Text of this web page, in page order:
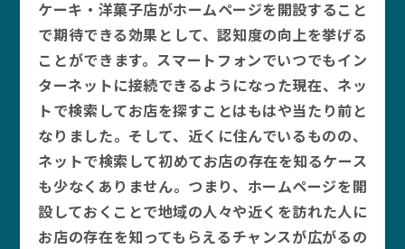
ケーキ・洋菓子店がホームページを開設すること
で期待できる効果として、認知度の向上を挙げる
ことができます。スマートフォンでいつでもイン
ターネットに接続できるようになった現在、ネッ
トで検索してお店を探すことはもはや当たり前と
なりました。そして、近くに住んでいるものの、
ネットで検索して初めてお店の存在を知るケース
も少なくありません。つまり、ホームページを開
設しておくことで地域の人々や近くを訪れた人に
お店の存在を知ってもらえるチャンスが広がるの